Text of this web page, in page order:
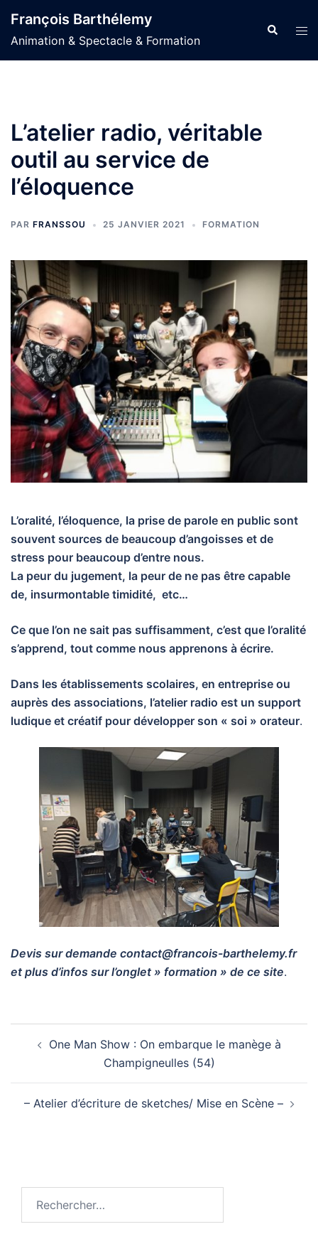
au
contenu
François Barthélemy
Animation & Spectacle & Formation
L’atelier radio, véritable
outil au service de
l’éloquence
PAR FRANSSOU 25 JANVIER 2021 FORMATION
L’oralité, l’éloquence, la prise de parole en public sont
souvent sources de beaucoup d’angoisses et de
stress pour beaucoup d’entre nous.
La peur du jugement, la peur de ne pas être capable
de, insurmontable timidité, etc…
Ce que l’on ne sait pas suffisamment, c’est que l’oralité
s’apprend, tout comme nous apprenons à écrire.
Dans les établissements scolaires, en entreprise ou
auprès des associations, l’atelier radio est un support
ludique et créatif pour développer son « soi » orateur.
Devis sur demande contact@francois-barthelemy.fr
et plus d’infos sur l’onglet » formation » de ce site.
d’articleOne Man Show : On embarque le manège à
Champigneulles (54)
– Atelier d’écriture de sketches/ Mise en Scène –